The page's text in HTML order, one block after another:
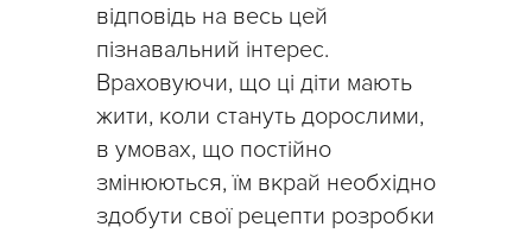
відповідь на весь цей
пізнавальний інтерес.
Враховуючи, що ці діти мають
жити, коли стануть дорослими,
в умовах, що постійно
змінюються, їм вкрай необхідно
здобути свої рецепти розробки